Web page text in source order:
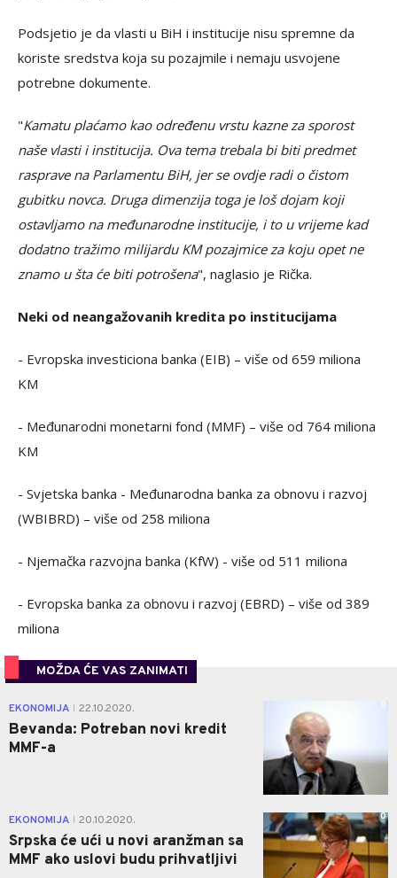
Podsjetio je da vlasti u BiH i institucije nisu spremne da
koriste sredstva koja su pozajmile i nemaju usvojene
potrebne dokumente.
"Kamatu plaćamo kao određenu vrstu kazne za sporost
naše vlasti i institucija. Ova tema trebala bi biti predmet
rasprave na Parlamentu BiH, jer se ovdje radi o čistom
gubitku novca. Druga dimenzija toga je loš dojam koji
ostavljamo na međunarodne institucije, i to u vrijeme kad
dodatno tražimo milijardu KM pozajmice za koju opet ne
znamo u šta će biti potrošena", naglasio je Rička.
Neki od neangažovanih kredita po institucijama
- Evropska investiciona banka (EIB) – više od 659 miliona
KM
- Međunarodni monetarni fond (MMF) – više od 764 miliona
KM
- Svjetska banka - Međunarodna banka za obnovu i razvoj
(WBIBRD) – više od 258 miliona
- Njemačka razvojna banka (KfW) - više od 511 miliona
- Evropska banka za obnovu i razvoj (EBRD) – više od 389
miliona
MOŽDA ĆE VAS ZANIMATI
EKONOMIJA 22.10.2020.
Bevanda: Potreban novi kredit
MMF-a
0
EKONOMIJA 20.10.2020.
Srpska će ući u novi aranžman sa
MMF ako uslovi budu prihvatljivi
0